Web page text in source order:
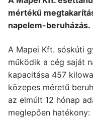
mértékű
napelem-beruházás.
A Mapei Kft. sóskúti
működik a cég saját
kapacitása 457
közepes méretű
az elmúlt 12 hónap
meglepően